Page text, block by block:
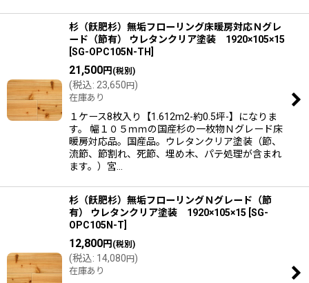
杉（飫肥杉）無垢フローリング床暖房対応Ｎグレ
ード（節有） ウレタンクリア塗装 1920×105×15
SG-OPC105N-TH
21,500円 (税別)
(税込: 23,650 円 )
在庫あり
１ケース8枚入り【1.612m2-約0.5坪-】になりま
す。 幅１０５ｍｍの国産杉の一枚物Ｎグレード床
暖房対応品。国産品。ウレタンクリア塗装（節、
流節、節割れ、死節、埋め木、パテ処理が含まれ
ます。）宮…
杉（飫肥杉）無垢フローリングＮグレード（節
有） ウレタンクリア塗装 1920×105×15 SG-
OPC105N-T
12,800円 (税別)
(税込: 14,080 円 )
在庫あり